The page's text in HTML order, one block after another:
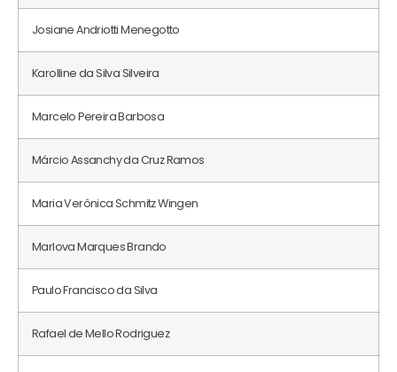
Josiane Andriotti Menegotto
Karolline da Silva Silveira
Marcelo Pereira Barbosa
Márcio Assanchy da Cruz Ramos
Maria Verônica Schmitz Wingen
Marlova Marques Brando
Paulo Francisco da Silva
Rafael de Mello Rodriguez